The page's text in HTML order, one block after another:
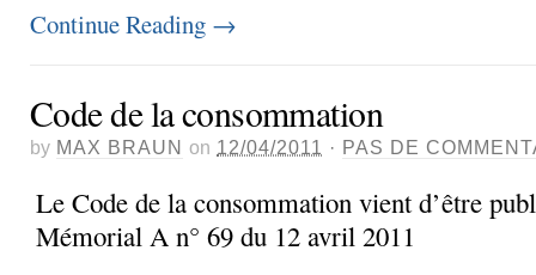
Continue Reading →
Code de la consommation
by MAX BRAUN on 12/04/2011 · PAS DE
Le Code de la consommation vient d’être
Mémorial A n° 69 du 12 avril 2011